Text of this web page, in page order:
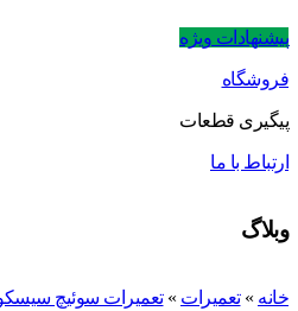
پیشنهادات ویژه
فروشگاه
پیگیری قطعات
ارتباط با ما
وبلاگ
خانه »تعمیرات »تعمیرات سوئیچ